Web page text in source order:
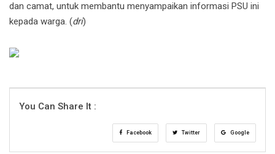
dan camat, untuk membantu menyampaikan informasi PSU ini
kepada warga. (dri)
You Can Share It :
Facebook Twitter Google